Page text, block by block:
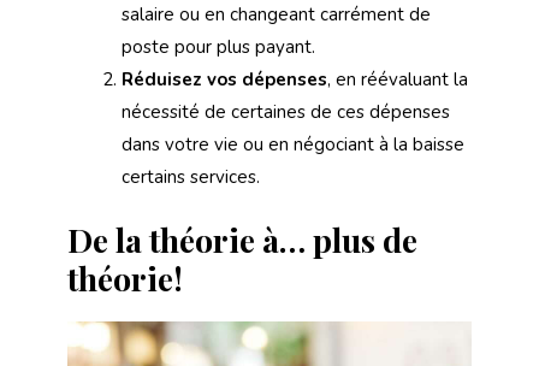
salaire ou en changeant carrément de
poste pour plus payant.
Réduisez vos dépenses, en réévaluant la
nécessité de certaines de ces dépenses
dans votre vie ou en négociant à la baisse
certains services.
De la théorie à… plus de
théorie!